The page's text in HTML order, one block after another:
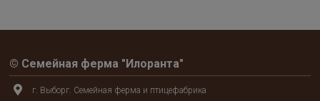
© Семейная ферма "Илоранта"
г. Выборг. Семейная ферма и птицефабрика